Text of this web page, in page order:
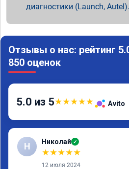
диагностики (Launch, Autel).
Отзывы о нас: рейтинг
850 оценок
5.0 из 5★★★★★ Avito
Н Николай ✓
★★★★★
12 июля 2024